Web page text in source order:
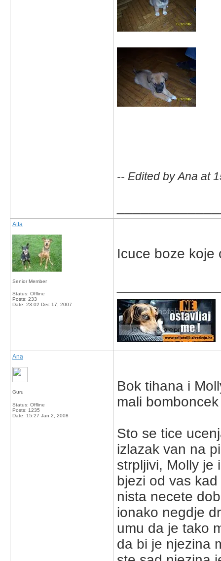
-- Edited by Ana at
Atta
Senior Member
Status: Offline
Posts: 233
Date: 23:02 Dec 17, 2007
Icuce boze
Ana
Guru
Status: Offline
Posts: 1235
Date: 15:27 Jan 2, 2008
Bok tihana i
mali
Sto se tice
izlazak van na
strpljivi, Molly je
bjezi od vas
nista necete
ionako negdje
umu da je tako
da bi je njezina